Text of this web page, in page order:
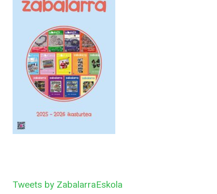
Tweets by ZabalarraEskola